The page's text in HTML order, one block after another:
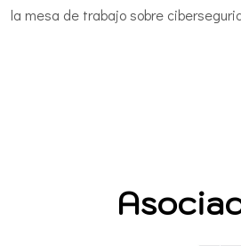
la mesa de trabajo sobre